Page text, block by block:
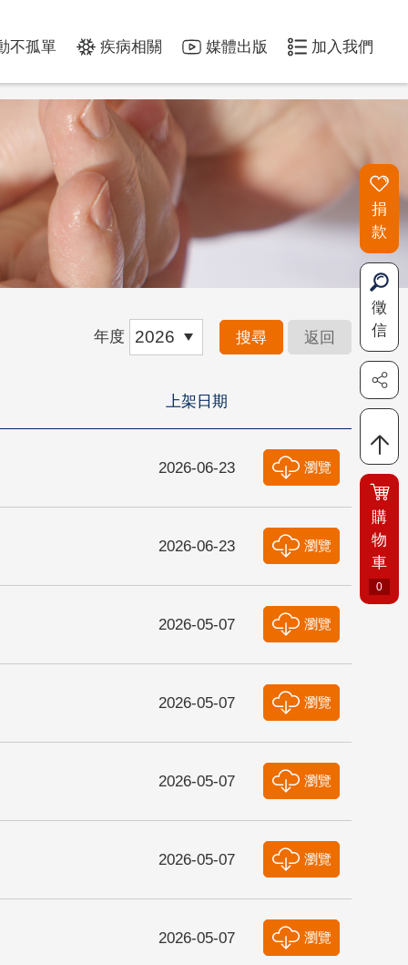
不孤單 疾病相關 媒體出版 加入我們
年度 2026 搜尋 返回
上架日期
2026-06-23 瀏覽
2026-06-23 瀏覽
2026-05-07 瀏覽
2026-05-07 瀏覽
2026-05-07 瀏覽
2026-05-07 瀏覽
2026-05-07 瀏覽
捐
款
徵
信
購
物
車
0